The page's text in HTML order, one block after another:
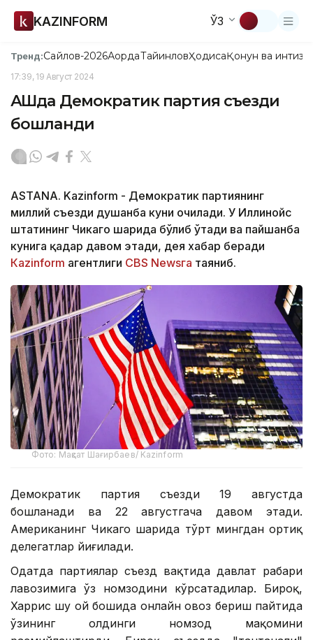
KAZINFORM ЎЗ
Тренд:Сайлов-2026АқордаТайинловҲодисаҚонун ва
17:39, 19 Август 2024
АҚШда Демократик партия съезди
бошланди
ASTANA. Kazinform - Демократик партиянинг
миллий съезди душанба куни очилади. У Иллинойс
штатининг Чикаго шаҳрида бўлиб ўтади ва пайшанба
кунига қадар давом этади, дея хабар беради
Кazinform агентлиги CBS Newsга таяниб.
Фото: Мақсат Шағирбаев/ Kazinform
Демократик партия съезди 19 августда
бошланади ва 22 августгача давом этади.
Американинг Чикаго шаҳрида тўрт мингдан ортиқ
делегатлар йиғилади.
Одатда партиялар съезд вақтида давлат раҳбари
лавозимига ўз номзодини кўрсатадилар. Бироқ,
Харрис шу ой бошида онлайн овоз бериш пайтида
ўзининг олдинги номзод мақомини